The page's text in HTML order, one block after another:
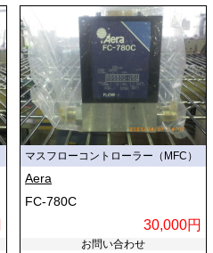
マスフローコントローラー（MFC）
Aera
FC-780C
30,000円
お問い合わせ